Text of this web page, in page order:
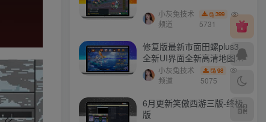
小灰兔技术
频道
399
5731
修复版最新市面田螺plus3
全新UI界面全新高清地图18
门派 修复了后门ggeserver
打不开
小灰兔技术
频道
98
5075
6月更新笑傲西游三版-终极
版